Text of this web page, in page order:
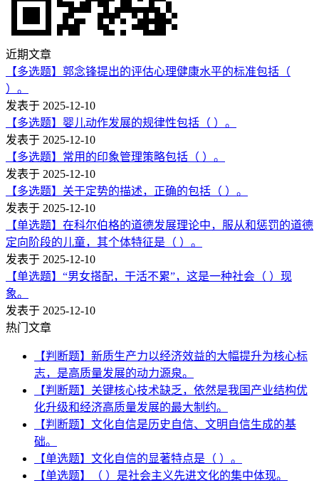
近期文章
【多选题】郭念锋提出的评估心理健康水平的标准包括（
）。
发表于 2025-12-10
【多选题】婴儿动作发展的规律性包括（ ）。
发表于 2025-12-10
【多选题】常用的印象管理策略包括（ ）。
发表于 2025-12-10
【多选题】关于定势的描述，正确的包括（ ）。
发表于 2025-12-10
【单选题】在科尔伯格的道德发展理论中，服从和惩罚的道德
定向阶段的儿童，其个体特征是（ ）。
发表于 2025-12-10
【单选题】“男女搭配，干活不累”，这是一种社会（ ）现
象。
发表于 2025-12-10
热门文章
【判断题】新质生产力以经济效益的大幅提升为核心标
志，是高质量发展的动力源泉。
【判断题】关键核心技术缺乏，依然是我国产业结构优
化升级和经济高质量发展的最大制约。
【判断题】文化自信是历史自信、文明自信生成的基
础。
【单选题】文化自信的显著特点是（ ）。
【单选题】（ ）是社会主义先进文化的集中体现。